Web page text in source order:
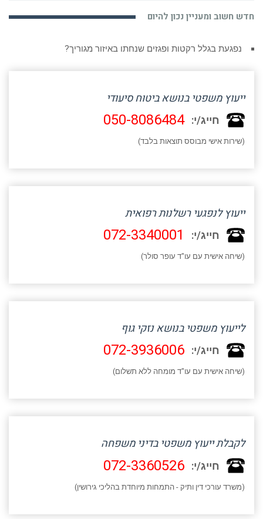
חדש חשוב ומעניין נכון להיום
נפגעת בגלל רקטות ופגזים שנחתו באיזור מגוריך?
ייעוץ משפטי בנושא ביטוח סיעודי
חייג/י: 050-8086484
(שירות אישי מבוסס תוצאות בלבד)
ייעוץ לנפגעי רשלנות רפואית
חייג/י: 072-3340001
(שיחה אישית עם עו"ד עופר סולר)
לייעוץ משפטי בנושא נזקי גוף
חייג/י: 072-3936006
(שיחה אישית עם עו"ד מומחה ללא תשלום)
לקבלת ייעוץ משפטי בדיני משפחה
חייג/י: 072-3360526
(משרד עורכי דין ותיק - התמחות מיוחדת בהליכי גירושין)